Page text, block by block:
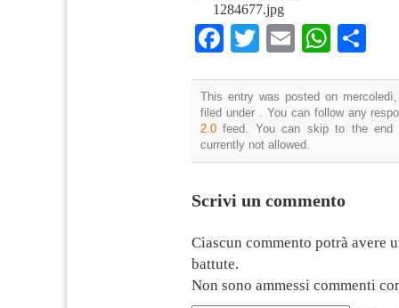
1284677.jpg
Facebook
TwitterEmail
This entry was posted on
filed under . You can follow any
2.0 feed. You can skip to the end
currently not allowed.
Scrivi un commento
Ciascun commento potrà avere
battute.
Non sono ammessi commenti